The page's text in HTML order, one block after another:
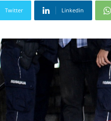
Twitter Linkedin